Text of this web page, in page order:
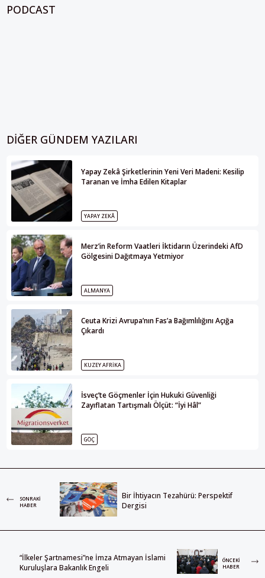
PODCAST
DIĞER GÜNDEM YAZILARI
Yapay Zekâ Şirketlerinin Yeni Veri Madeni: Kesilip
Taranan ve İmha Edilen Kitaplar
YAPAY ZEKÂ
Merz’in Reform Vaatleri İktidarın Üzerindeki AfD
Gölgesini Dağıtmaya Yetmiyor
ALMANYA
Ceuta Krizi Avrupa’nın Fas’a Bağımlılığını Açığa
Çıkardı
KUZEY AFRIKA
İsveç’te Göçmenler İçin Hukuki Güvenliği
Zayıflatan Tartışmalı Ölçüt: “İyi Hâl”
GÖÇ
SONRAKI
HABER
Bir İhtiyacın Tezahürü: Perspektif
Dergisi
“İlkeler Şartnamesi”ne İmza Atmayan İslami
Kuruluşlara Bakanlık Engeli
ÖNCEKI
HABER